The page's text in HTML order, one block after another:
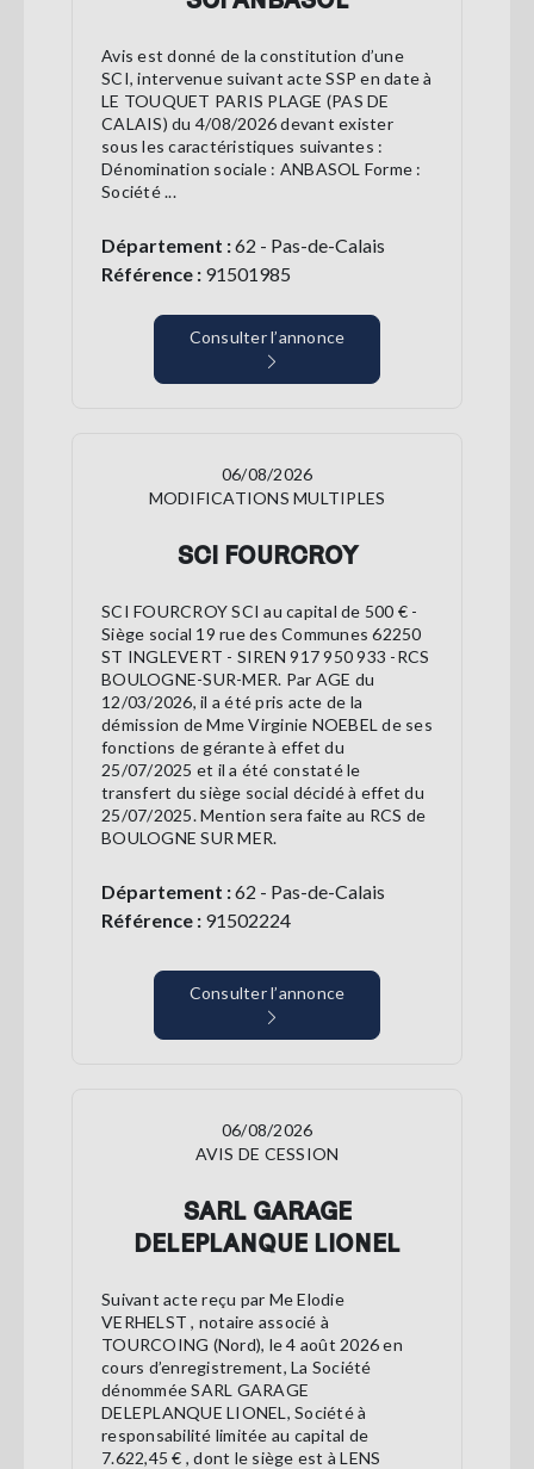
Avis est donné de la constitution d’une
SCI, intervenue suivant acte SSP en date à
LE TOUQUET PARIS PLAGE (PAS DE
CALAIS) du 4/08/2026 devant exister
sous les caractéristiques suivantes :
Dénomination sociale : ANBASOL Forme :
Société ...
Département :62 - Pas-de-Calais
Référence : 91501985
Consulter l’annonce
06/08/2026
MODIFICATIONS MULTIPLES
SCI FOURCROY
SCI FOURCROY SCI au capital de 500 € -
Siège social 19 rue des Communes 62250
ST INGLEVERT - SIREN 917 950 933 -RCS
BOULOGNE-SUR-MER. Par AGE du
12/03/2026, il a été pris acte de la
démission de Mme Virginie NOEBEL de ses
fonctions de gérante à effet du
25/07/2025 et il a été constaté le
transfert du siège social décidé à effet du
25/07/2025. Mention sera faite au RCS de
BOULOGNE SUR MER.
Département :62 - Pas-de-Calais
Référence : 91502224
Consulter l’annonce
06/08/2026
AVIS DE CESSION
SARL GARAGE
DELEPLANQUE LIONEL
Suivant acte reçu par Me Elodie
VERHELST , notaire associé à
TOURCOING (Nord), le 4 août 2026 en
cours d’enregistrement, La Société
dénommée SARL GARAGE
DELEPLANQUE LIONEL, Société à
responsabilité limitée au capital de
7.622,45 € , dont le siège est à LENS